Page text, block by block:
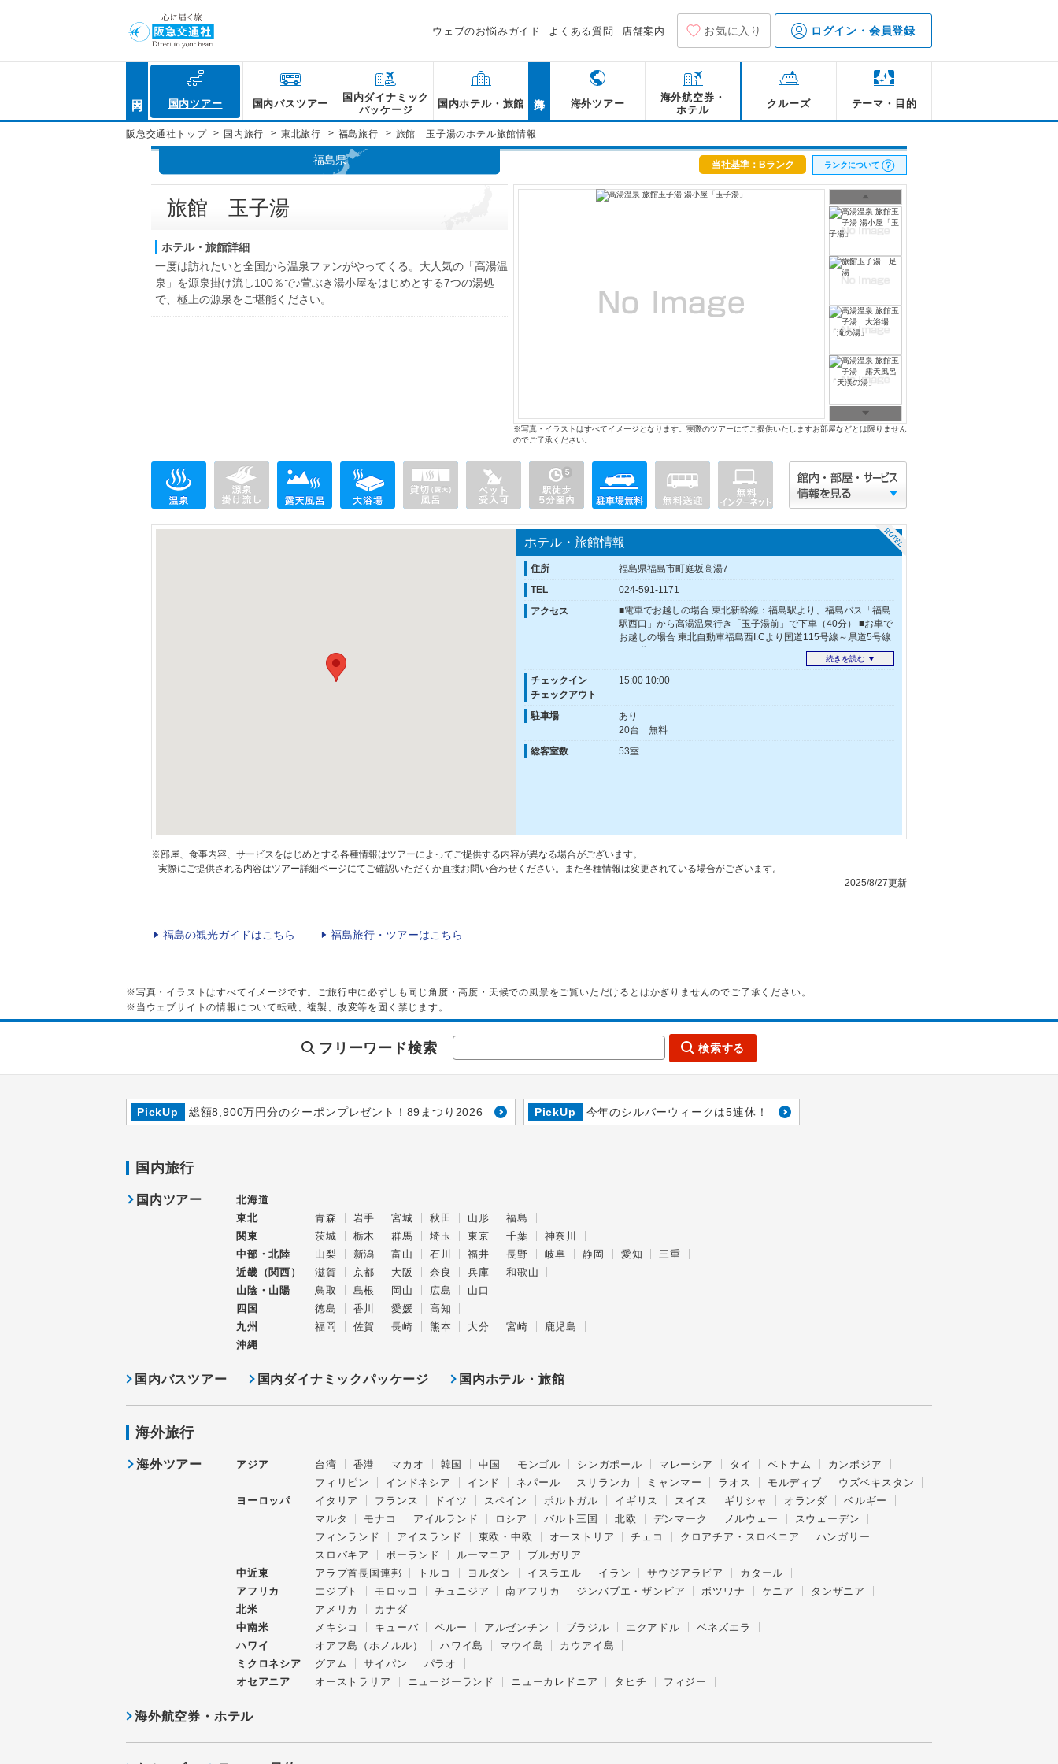
ウェブのお悩みガイド よくある質問 店舗案内 お気に入り ログイン・会員登録
国内ツアー 国内バスツアー
国内ダイナミック
パッケージ
国内ホテル・旅館 海外ツアー
海外航空券・
ホテル
クルーズ テーマ・目的
阪急交通社トップ > 国内旅行 > 東北旅行 > 福島旅行 > 旅館 玉子湯のホテル旅館情報
福島県 当社基準：Bランク ランクについて
旅館 玉子湯
ホテル・旅館詳細
一度は訪れたいと全国から温泉ファンがやってくる。大人気の「高湯温
泉」を源泉掛け流し100％で♪萱ぶき湯小屋をはじめとする7つの湯処
で、極上の源泉をご堪能ください。
※写真・イラストはすべてイメージとなります。実際のツアーにてご提供いたしますお部屋などとは限りません
のでご了承ください。
ホテル・旅館情報
住所
福島県福島市町庭坂高湯7
TEL
024-591-1171
アクセス
■電車でお越しの場合 東北新幹線：福島駅より、福島バス「福島
駅西口」から高湯温泉行き「玉子湯前」で下車（40分） ■お車で
お越しの場合 東北自動車福島西I.Cより国道115号線～県道5号線
（25分）
続きを読む ▼
チェックイン
チェックアウト
15:00 10:00
駐車場
あり
20台 無料
総客室数
53室
※部屋、食事内容、サービスをはじめとする各種情報はツアーによってご提供する内容が異なる場合がございます。
実際にご提供される内容はツアー詳細ページにてご確認いただくか直接お問い合わせください。また各種情報は変更されている場合がございます。
2025/8/27更新
福島の観光ガイドはこちら 福島旅行・ツアーはこちら
※写真・イラストはすべてイメージです。ご旅行中に必ずしも同じ角度・高度・天候での風景をご覧いただけるとはかぎりませんのでご了承ください。
※当ウェブサイトの情報について転載、複製、改変等を固く禁じます。
フリーワード検索 検索する
PickUp 総額8,900万円分のクーポンプレゼント！89まつり2026 PickUp 今年のシルバーウィークは5連休！
国内旅行
国内ツアー
北海道
東北
青森 岩手 宮城 秋田 山形
福島
関東
茨城 栃木 群馬 埼玉 東京 千葉
神奈川
中部・北陸
山梨 新潟 富山 石川 福井 長野 岐阜 静岡 愛知
三重
近畿（関西）
滋賀 京都 大阪 奈良 兵庫
和歌山
山陰・山陽
鳥取 島根 岡山 広島
山口
四国
徳島 香川 愛媛
高知
九州
福岡 佐賀 長崎 熊本 大分 宮崎
鹿児島
沖縄
国内バスツアー 国内ダイナミックパッケージ 国内ホテル・旅館
海外旅行
海外ツアー アジア 台湾 香港 マカオ 韓国 中国 モンゴル シンガポール マレーシア タイ ベトナム
カンボジア
フィリピン
インドネシア インド ネパール スリランカ ミャンマー ラオス モルディブ
ウズベキスタン
ヨーロッパ
イタリア フランス ドイツ スペイン ポルトガル イギリス スイス ギリシャ オランダ
ベルギー
マルタ
モナコ アイルランド ロシア バルト三国 北欧 デンマーク ノルウェー
スウェーデン
フィンランド
アイスランド 東欧・中欧 オーストリア チェコ クロアチア・スロベニア
ハンガリー
スロバキア
ポーランド ルーマニア
ブルガリア
中近東
アラブ首長国連邦 トルコ ヨルダン イスラエル イラン サウジアラビア
カタール
アフリカ
エジプト モロッコ チュニジア 南アフリカ ジンバブエ・ザンビア ボツワナ ケニア
タンザニア
北米
アメリカ
カナダ
中南米
メキシコ キューバ ペルー アルゼンチン ブラジル エクアドル
ベネズエラ
ハワイ
オアフ島（ホノルル） ハワイ島 マウイ島
カウアイ島
ミクロネシア
グアム サイパン
パラオ
オセアニア
オーストラリア ニュージーランド ニューカレドニア タヒチ フィジー
海外航空券・ホテル